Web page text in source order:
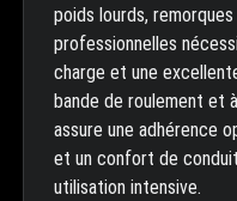
poids lourds,
professionnelles
charge et une
bande de roulement et
assure une adhérence
et un confort de
utilisation intensive.